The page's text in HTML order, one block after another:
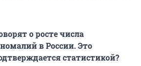
о росте числа
в России. Это
статистикой?